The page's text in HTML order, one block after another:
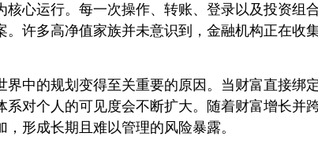
核心运行。每一次操作、转账、登录以及投资组
。许多高净值家族并未意识到，金融机构正在收
界中的规划变得至关重要的原因。当财富直接绑
系对个人的可见度会不断扩大。随着财富增长并
形成长期且难以管理的风险暴露。